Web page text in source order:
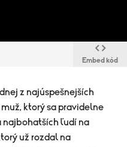
Embed kód
z najúspešnejších
ktorý sa pravidelne
najbohatších ľudí na
už rozdal na